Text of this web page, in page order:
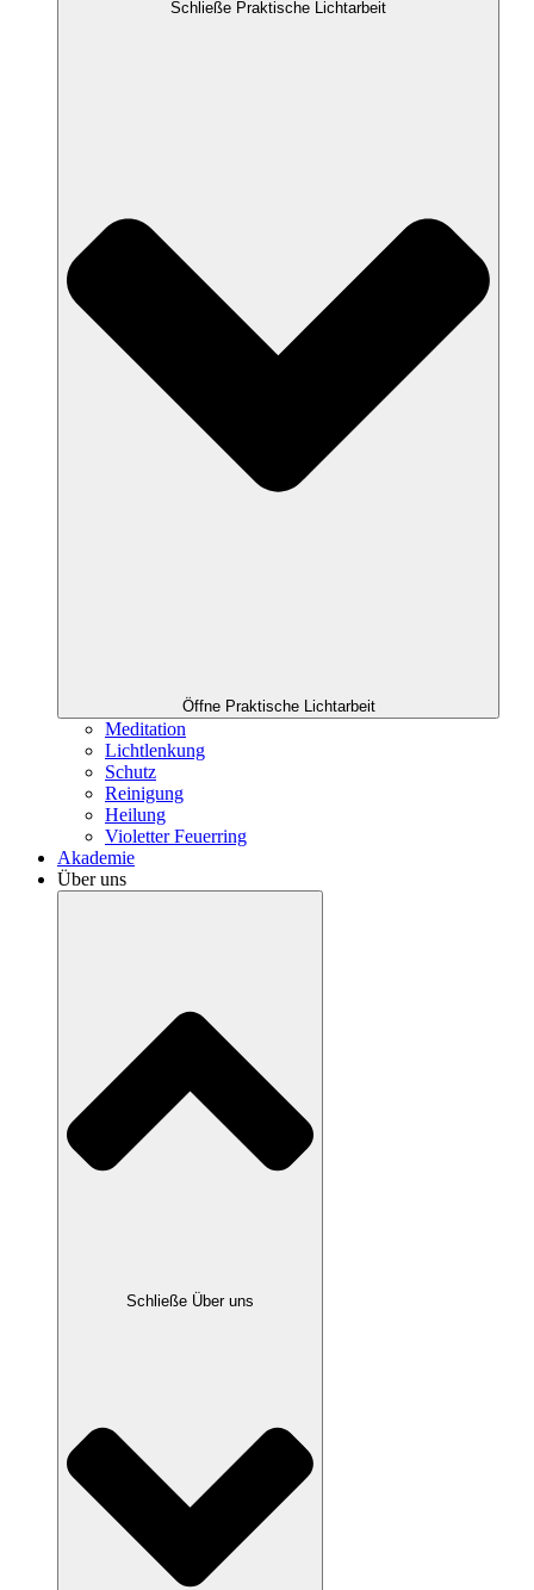
Schließe Praktische Lichtarbeit
Öffne Praktische Lichtarbeit
Meditation
Lichtlenkung
Schutz
Reinigung
Heilung
Violetter Feuerring
Akademie
Über uns
Schließe Über uns